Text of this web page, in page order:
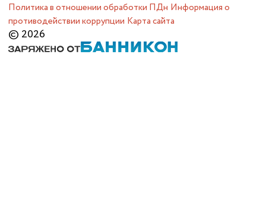
Политика в отношении обработки ПДн Информация о
противодействии коррупции Карта сайта
© 2026